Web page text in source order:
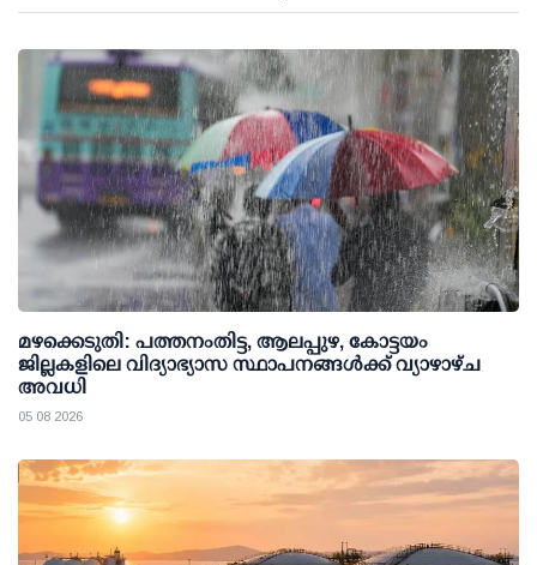
മഴക്കെടുതി: പത്തനംതിട്ട, ആലപ്പുഴ, കോട്ടയം
ജില്ലകളിലെ വിദ്യാഭ്യാസ സ്ഥാപനങ്ങള്‍ക്ക് വ്യാഴാഴ്ച
അവധി
05 08 2026